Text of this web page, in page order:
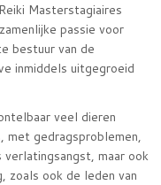
Masterstagiaires
passie voor
bestuur van de
inmiddels uitgegroeid
veel dieren
met gedragsproblemen,
verlatingsangst, maar ook
zoals ook de leden van